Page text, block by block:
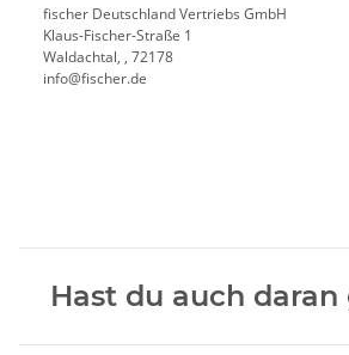
fischer Deutschland Vertriebs GmbH
Klaus-Fischer-Straße 1
Waldachtal, , 72178
info@fischer.de
Hast du auch